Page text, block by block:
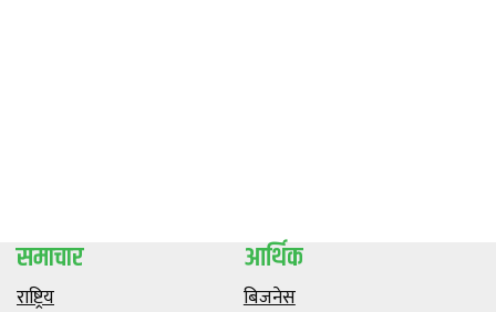
समाचार
राष्ट्रिय
आर्थिक
बिजनेस